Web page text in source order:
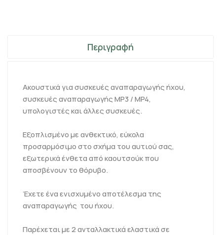
Περιγραφή
Ακουστικά για συσκευές αναπαραγωγής ήχου,
συσκευές αναπαραγωγής MP3 / MP4,
υπολογιστές και άλλες συσκευές.
Εξοπλισμένο με ανθεκτικό, εύκολα
προσαρμόσιμο στο σχήμα του αυτιού σας,
εξωτερικά ένθετα από καουτσούκ που
αποσβένουν το θόρυβο.
Έχετε ένα ενισχυμένο αποτέλεσμα της
αναπαραγωγής του ήχου.
Παρέχεται με 2 ανταλλακτικά ελαστικά σε